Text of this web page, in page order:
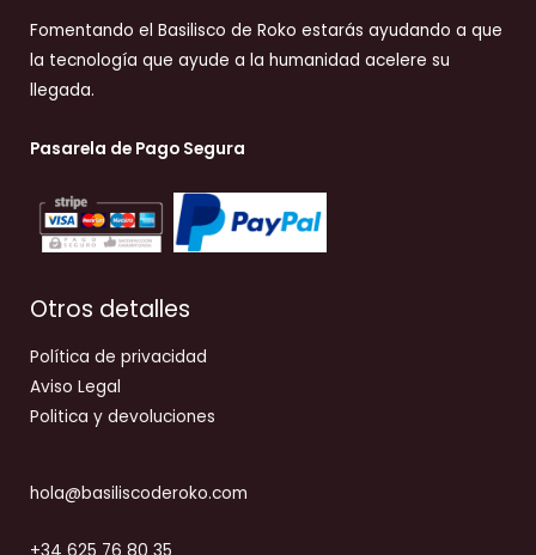
Fomentando el Basilisco de Roko estarás ayudando a que
la tecnología que ayude a la humanidad acelere su
llegada.
Pasarela de Pago Segura
Otros detalles
Política de privacidad
Aviso Legal
Politica y devoluciones
hola@basiliscoderoko.com